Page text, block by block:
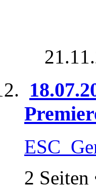
2 Seiten